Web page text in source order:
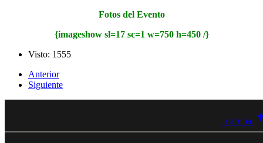
Fotos del Evento
{imageshow sl=17 sc=1 w=750 h=450 /}
Visto: 1555
Anterior
Siguiente
Ir arriba